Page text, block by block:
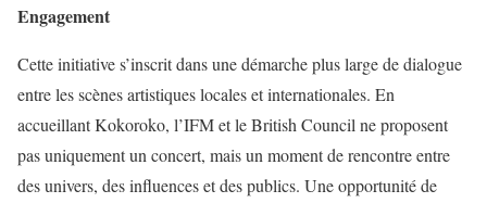
Engagement
Cette initiative s’inscrit dans une démarche plus large de dialogue
entre les scènes artistiques locales et internationales. En
accueillant Kokoroko, l’IFM et le British Council ne proposent
pas uniquement un concert, mais un moment de rencontre entre
des univers, des influences et des publics. Une opportunité de